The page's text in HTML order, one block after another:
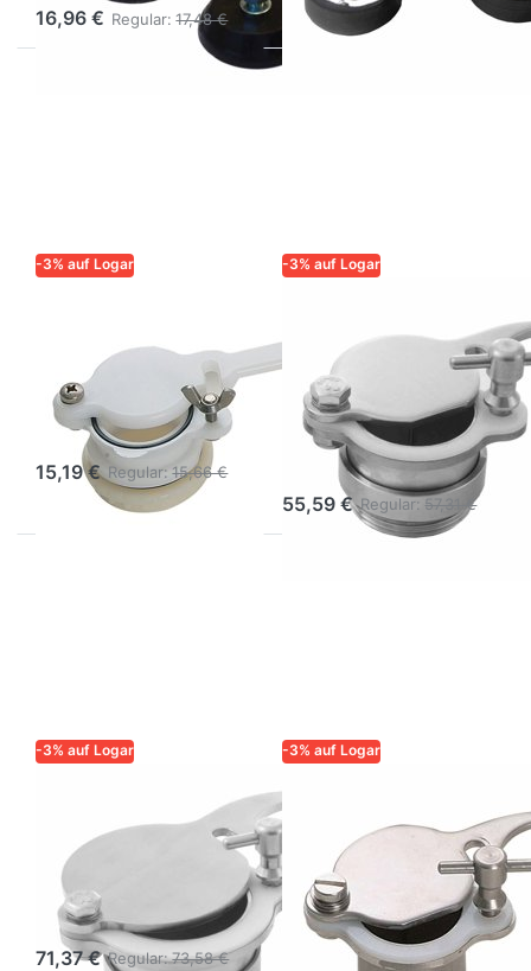
16,96 € Regular: 17,48 €
-3% auf Logar
Honighahn 6/4''
aus Kunststoff
mit Mutter
15,19 € Regular: 15,66 €
-3% auf Logar
Logar
Honighahn 6/4''
mit
Positioniermutter
55,59 € Regular: 57,31 €
-3% auf Logar
Logar
Honighahn 2'' m.
Positioniermutter
71,37 € Regular:73,58 €
-3% auf Logar
Logar
Honighahn ø
38,5 mm zum
Anschweißen